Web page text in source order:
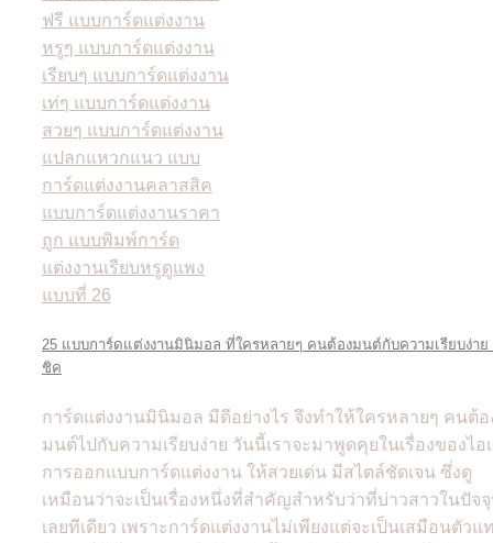
25 แบบการ์ดแต่งงานมินิมอล ที่ใครหลายๆ คนต้องมนต์กับความเรียบง่าย
ชิค
การ์ดแต่งงานมินิมอล มีดีอย่างไร จึงทำให้ใครหลายๆ คนต้อ
มนต์ไปกับความเรียบง่าย วันนี้เราจะมาพูดคุยในเรื่องของไอ
การออกแบบการ์ดแต่งงาน ให้สวยเด่น มีสไตล์ชัดเจน ซึ่งดู
เหมือนว่าจะเป็นเรื่องหนึ่งที่สำคัญสำหรับว่าที่บ่าวสาวในปัจ
เลยทีเดียว เพราะการ์ดแต่งงานไม่เพียงแต่จะเป็นเสมือนตัวแ